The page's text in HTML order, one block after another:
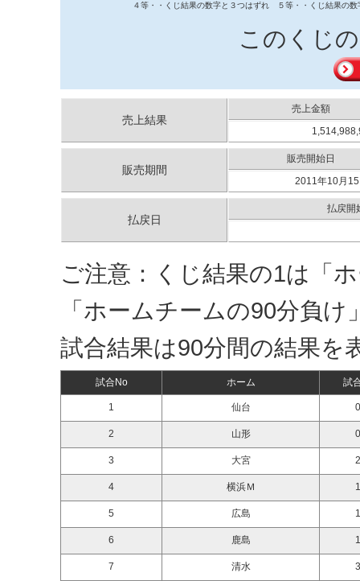
４等・・くじ結果の数字と３つはずれ
５等・・くじ結果の
このくじ
売上結果
売上金額
販売期間
販売開始日
2011年10月
払戻日
払戻開
ご注意：くじ結果の1は「
「ホームチームの90分負
試合結果は90分間の結果を
試合No ホーム 試
1 仙台
2 山形
3 大宮
4 横浜Ｍ
5 広島
6 鹿島
7 清水